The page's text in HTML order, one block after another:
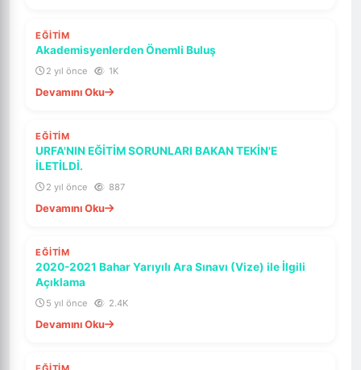
EĞİTİM
Akademisyenlerden Önemli Buluş
2 yıl önce 1K
Devamını Oku
ÖNE ÇIKAR
EĞİTİM
URFA'NIN EĞİTİM SORUNLARI BAKAN TEKİN'E
İLETİLDİ.
2 yıl önce 887
Devamını Oku
ÖNE ÇIKAR
EĞİTİM
2020-2021 Bahar Yarıyılı Ara Sınavı (Vize) ile İlgili
Açıklama
5 yıl önce 2.4K
Devamını Oku